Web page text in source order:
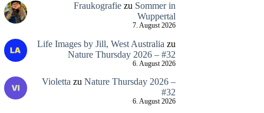
Fraukografiezu Sommer in
Wuppertal
7. August 2026
Life Images by Jill, West Australia zu
Nature Thursday 2026 – #32
6. August 2026
Violettazu Nature Thursday 2026 –
#32
6. August 2026